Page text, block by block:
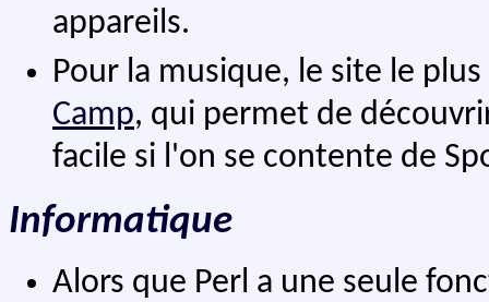
appareils.
Pour la musique, le site le
Camp, qui permet de
facile si l'on se contente de
Informatique
Alors que Perl a une seule